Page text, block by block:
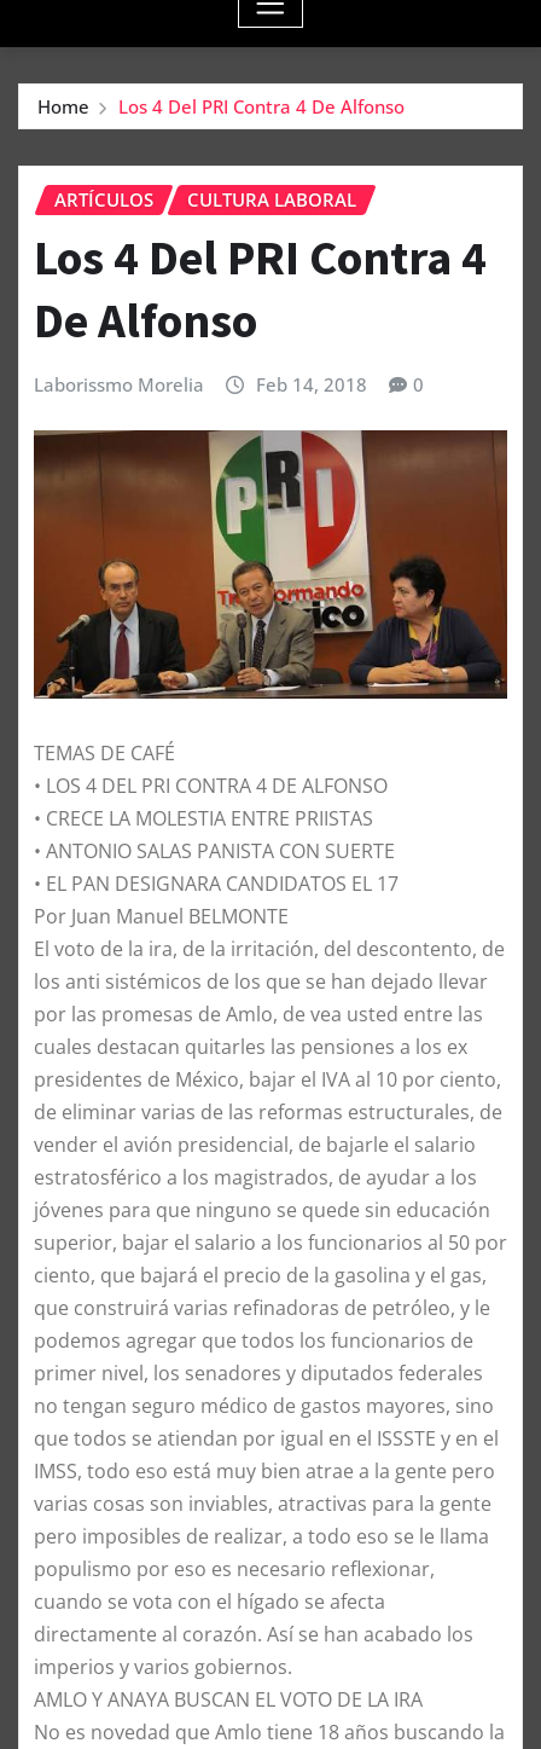
Home Los 4 Del PRI Contra 4 De Alfonso
ARTÍCULOS CULTURA LABORAL
Los 4 Del PRI Contra 4
De Alfonso
Laborissmo Morelia Feb 14, 2018 0
TEMAS DE CAFÉ
• LOS 4 DEL PRI CONTRA 4 DE ALFONSO
• CRECE LA MOLESTIA ENTRE PRIISTAS
• ANTONIO SALAS PANISTA CON SUERTE
• EL PAN DESIGNARA CANDIDATOS EL 17
Por Juan Manuel BELMONTE
​El voto de la ira, de la irritación, del descontento, de
los anti sistémicos de los que se han dejado llevar
por las promesas de Amlo, de vea usted entre las
cuales destacan quitarles las pensiones a los ex
presidentes de México, bajar el IVA al 10 por ciento,
de eliminar varias de las reformas estructurales, de
vender el avión presidencial, de bajarle el salario
estratosférico a los magistrados, de ayudar a los
jóvenes para que ninguno se quede sin educación
superior, bajar el salario a los funcionarios al 50 por
ciento, que bajará el precio de la gasolina y el gas,
que construirá varias refinadoras de petróleo, y le
podemos agregar que todos los funcionarios de
primer nivel, los senadores y diputados federales
no tengan seguro médico de gastos mayores, sino
que todos se atiendan por igual en el ISSSTE y en el
IMSS, todo eso está muy bien atrae a la gente pero
varias cosas son inviables, atractivas para la gente
pero imposibles de realizar, a todo eso se le llama
populismo por eso es necesario reflexionar,
cuando se vota con el hígado se afecta
directamente al corazón. Así se han acabado los
imperios y varios gobiernos.
​AMLO Y ANAYA BUSCAN EL VOTO DE LA IRA
​No es novedad que Amlo tiene 18 años buscando la